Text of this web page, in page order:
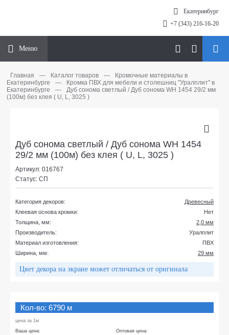
Екатеринбург
+7 (343) 216-16-20
Меню
Главная — Каталог товаров —
Кромочные материалы в
Екатеринбурге
—
Кромка ПВХ для мебели и столешниц "Уралплит" в
Екатеринбурге
—
Дуб сонома светлый / Дуб сонома WH 1454 29/2 мм
(100м) без клея ( U, L, 3025 )
Дуб сонома светлый / Дуб сонома WH 1454
29/2 мм (100м) без клея ( U, L, 3025 )
Артикул: 016767
Статус: СП
Категория декоров:
Древесный
Клеевая основа кромки:
Нет
Толщина, мм:
2,0 мм
Производитель:
Уралплит
Материал изготовления:
ПВХ
Ширина, мм:
29 мм
Цвет декора на экране может отличаться от оригинала
Кол-во: 6790 м
цена за 1м
Ваша цена:
Оптовая цена: